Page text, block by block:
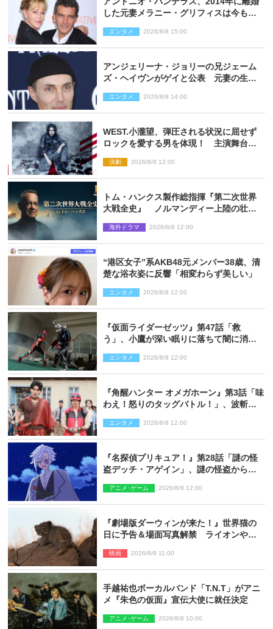
した元妻メラニー・グリフィスは今も
エンタメ 2026/8/8 15:00
アンジェリーナ・ジョリーの兄ジェーム
ズ・ヘイヴンがゲイと公表 元妻の生配
エンタメ 2026/8/8 14:00
WEST.小瀧望、弾圧される状況に屈せず
ロックを愛する男を体現！ 主演舞台
演劇 2026/8/8 12:00
トム・ハンクス製作総指揮『第二次世界
大戦全史』 ノルマンディー上陸の壮絶
海外ドラマ 2026/8/8 12:00
“港区女子”系AKB48元メンバー38歳、清
楚な浴衣姿に反響「相変わらず美しい」
エンタメ 2026/8/8 12:00
『仮面ライダーゼッツ』第47話「救
う」、小鷹が深い眠りに落ちて闇に消え
エンタメ 2026/8/8 12:00
『角醒ハンター オメガホーン』第3話「味
わえ！怒りのタッグバトル！」、波斬の
エンタメ 2026/8/8 12:00
『名探偵プリキュア！』第28話「謎の怪
盗デッチ・アゲイン」、謎の怪盗から不
アニメ･ゲーム 2026/8/8 12:00
『劇場版ダーウィンが来た！』世界猫の
日に予告＆場面写真解禁 ライオンやマ
映画 2026/8/8 11:00
手越祐也ボーカルバンド「T.N.T」がアニ
メ『朱色の仮面』宣伝大使に就任決定
アニメ･ゲーム 2026/8/8 10:00